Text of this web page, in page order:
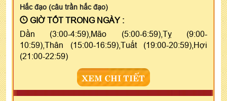
Hắc đạo (câu trần hắc đạo)
GIỜ TỐT TRONG NGÀY :
Dần (3:00-4:59),Mão (5:00-6:59),Tỵ (9:00-
10:59),Thân (15:00-16:59),Tuất (19:00-20:59),Hợi
(21:00-22:59)
XEM CHI TIẾT